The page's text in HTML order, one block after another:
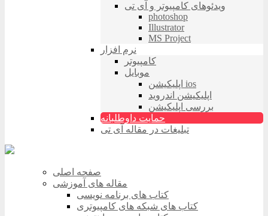
ویدئوهای کامپیوتر و آی تی
photoshop
Illustrator
MS Project
نرم افزار
کامپیوتر
موبایل
اپلیکیشن ios
اپلیکیشن اندروید
بررسی اپلیکیشن
حمایت داوطلبانه
تبلیغات در مقاله آی تی
صفحه اصلی
مقاله های آموزشی
کتاب های برنامه نویسی
کتاب های شبکه های کامپیوتری